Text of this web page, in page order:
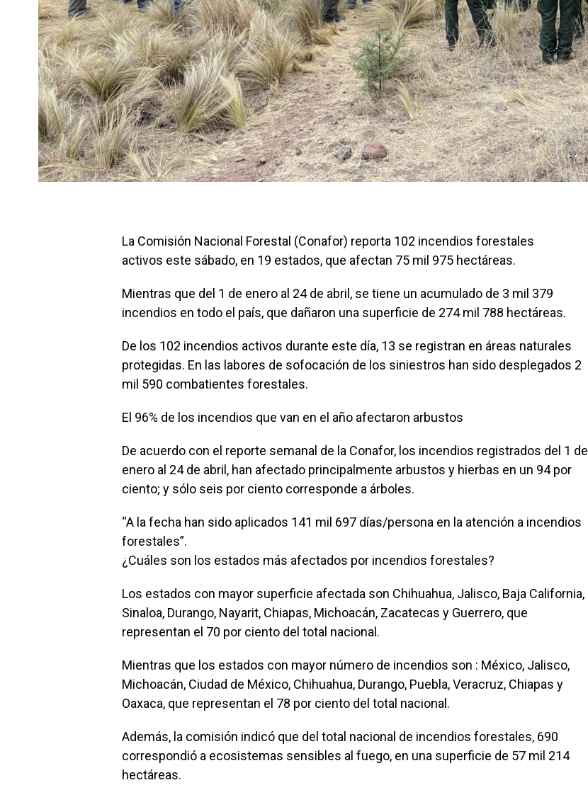
La Comisión Nacional Forestal (Conafor) reporta 102 incendios forestales
activos este sábado, en 19 estados, que afectan 75 mil 975 hectáreas.
Mientras que del 1 de enero al 24 de abril, se tiene un acumulado de 3 mil 379
incendios en todo el país, que dañaron una superficie de 274 mil 788 hectáreas.
De los 102 incendios activos durante este día, 13 se registran en áreas naturales
protegidas. En las labores de sofocación de los siniestros han sido desplegados 2
mil 590 combatientes forestales.
El 96% de los incendios que van en el año afectaron arbustos
De acuerdo con el reporte semanal de la Conafor, los incendios registrados del 1 de
enero al 24 de abril, han afectado principalmente arbustos y hierbas en un 94 por
ciento; y sólo seis por ciento corresponde a árboles.
“A la fecha han sido aplicados 141 mil 697 días/persona en la atención a incendios
forestales”.
¿Cuáles son los estados más afectados por incendios forestales?
Los estados con mayor superficie afectada son Chihuahua, Jalisco, Baja California,
Sinaloa, Durango, Nayarit, Chiapas, Michoacán, Zacatecas y Guerrero, que
representan el 70 por ciento del total nacional.
Mientras que los estados con mayor número de incendios son : México, Jalisco,
Michoacán, Ciudad de México, Chihuahua, Durango, Puebla, Veracruz, Chiapas y
Oaxaca, que representan el 78 por ciento del total nacional.
Además, la comisión indicó que del total nacional de incendios forestales, 690
correspondió a ecosistemas sensibles al fuego, en una superficie de 57 mil 214
hectáreas.